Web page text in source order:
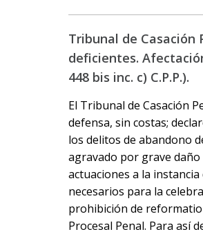
Tribunal de Casación
deficientes.
448 bis inc. c) C.P.P.).
El Tribunal de Casación
defensa, sin costas;
los delitos de abandono
agravado por grave
actuaciones a la
necesarios para la
prohibición de
Procesal Penal. Para así